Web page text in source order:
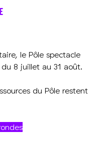
le Pôle spectacle
8 juillet au 31 août.
du Pôle restent